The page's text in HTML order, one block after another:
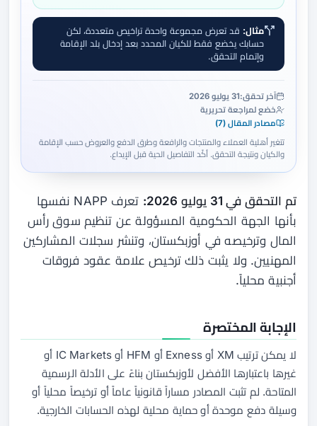
مثال: قد تعرض مجموعة واحدة تراخيص متعددة، لكن
حسابك يخضع فقط للكيان المحدد بعد إدخال بلد الإقامة
وإتمام التحقق.
آخر تحقق:31 يوليو 2026
خضع لمراجعة تحريرية
مصادر المقال (7)
تتغير أهلية العملاء والمنتجات والرافعة وطرق الدفع والعروض حسب الإقامة
والكيان ونتيجة التحقق. أكّد التفاصيل الحية قبل الإيداع.
تم التحقق في 31 يوليو 2026:
تعرف NAPP نفسها
بأنها الجهة الحكومية المسؤولة عن تنظيم سوق رأس
المال وترخيصه في أوزبكستان، وتنشر سجلات المشاركين
المهنيين. ولا يثبت ذلك ترخيص علامة عقود فروقات
أجنبية محلياً.
الإجابة المختصرة
لا يمكن ترتيب XM أو Exness أو HFM أو IC Markets أو
غيرها باعتبارها الأفضل لأوزبكستان بناءً على الأدلة الرسمية
المتاحة. لم تثبت المصادر مساراً قانونياً عاماً أو ترخيصاً محلياً أو
وسيلة دفع موحدة أو حماية محلية لهذه الحسابات الخارجية.